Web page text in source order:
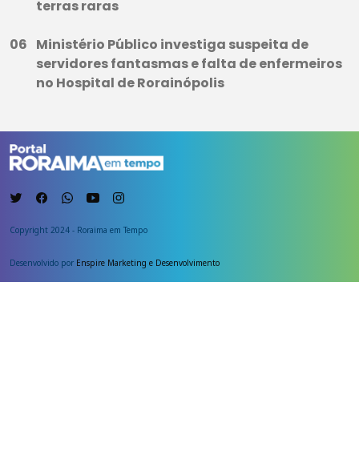
terras raras
Ministério Público investiga suspeita de
servidores fantasmas e falta de enfermeiros
no Hospital de Rorainópolis
Copyright 2024 - Roraima em Tempo
Desenvolvido por Enspire Marketing e Desenvolvimento